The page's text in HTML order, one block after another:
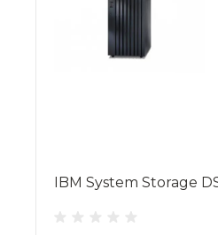
IBM System Storage